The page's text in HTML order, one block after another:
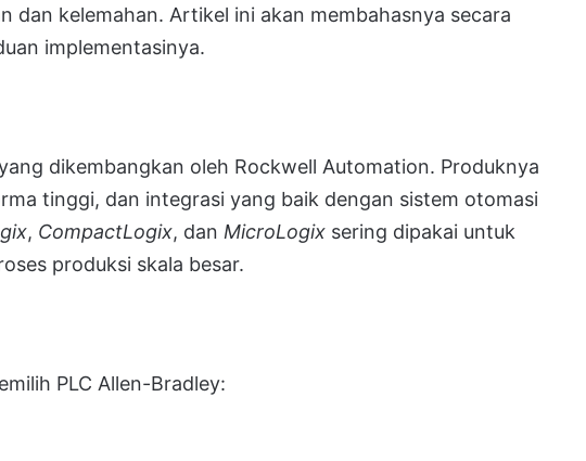
dan kelemahan. Artikel ini akan membahasnya secara
implementasinya.
dikembangkan oleh Rockwell Automation. Produknya
tinggi, dan integrasi yang baik dengan sistem otomasi
, CompactLogix, dan MicroLogix sering dipakai untuk
produksi skala besar.
PLC Allen-Bradley: